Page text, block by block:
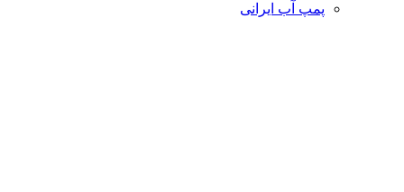
پمپ آب ایرانی